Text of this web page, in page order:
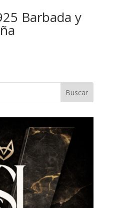
Barbada y
Buscar